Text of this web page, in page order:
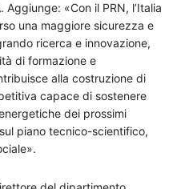
«Con il PRN, l’Italia
una maggiore sicurezza e
ricerca e innovazione,
di formazione e
alla costruzione di
capace di sostenere
dei prossimi
piano tecnico-scientifico,